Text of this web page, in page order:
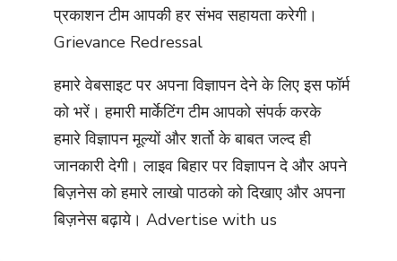
प्रकाशन टीम आपकी हर संभव सहायता करेगी।
Grievance Redressal
हमारे वेबसाइट पर अपना विज्ञापन देने के लिए इस फॉर्म
को भरें। हमारी मार्केटिंग टीम आपको संपर्क करके
हमारे विज्ञापन मूल्यों और शर्तो के बाबत जल्द ही
जानकारी देगी। लाइव बिहार पर विज्ञापन दे और अपने
बिज़नेस को हमारे लाखो पाठको को दिखाए और अपना
बिज़नेस बढ़ाये। Advertise with us